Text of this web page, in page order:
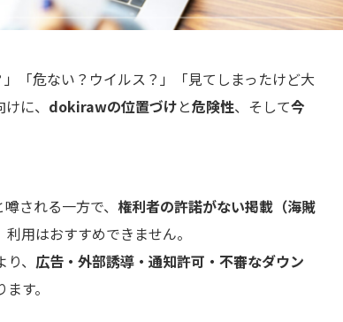
「危ない？ウイルス？」「見てしまったけど大
に、 dokirawの位置づけと危険性、そして今
される一方で、 権利者の許諾がない掲載（海賊
利用はおすすめできません。
、 広告・外部誘導・通知許可・不審なダウン
す。